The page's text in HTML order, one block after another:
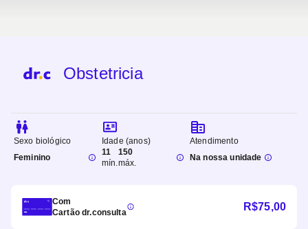
Obstetricia
Sexo biológico
Feminino
Idade (anos)
11
mín.
150
máx.
Atendimento
Na nossa unidade
Com
Cartão dr.consulta
R$75,00